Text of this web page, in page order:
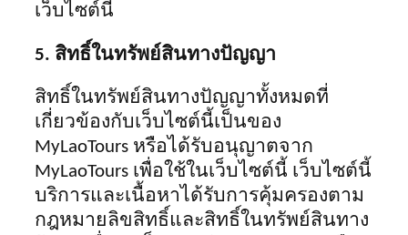
เว็บไซต์นี้
5. สิทธิ์ในทรัพย์สินทางปัญญา
สิทธิ์ในทรัพย์สินทางปัญญาทั้งหมดที่
เกี่ยวข้องกับเว็บไซต์นี้เป็นของ
MyLaoTours หรือได้รับอนุญาตจาก
MyLaoTours เพื่อใช้ในเว็บไซต์นี้ เว็บไซต์นี้
บริการและเนื้อหาได้รับการคุ้มครองตาม
กฎหมายลิขสิทธิ์และสิทธิ์ในทรัพย์สินทาง